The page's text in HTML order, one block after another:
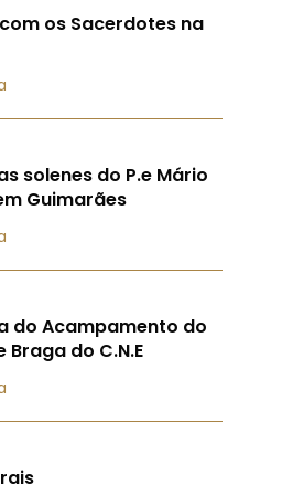
os Sacerdotes na
solenes do P.e Mário
Guimarães
do Acampamento do
Braga do C.N.E